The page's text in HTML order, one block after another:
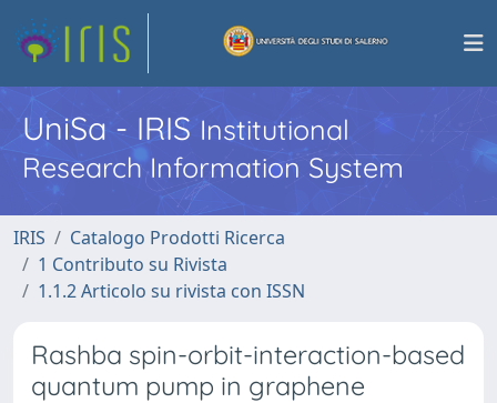
UniSa - IRISInstitutional
Research Information System
IRIS
Catalogo Prodotti Ricerca
1 Contributo su Rivista
1.1.2 Articolo su rivista con ISSN
Rashba spin-orbit-interaction-based
quantum pump in graphene